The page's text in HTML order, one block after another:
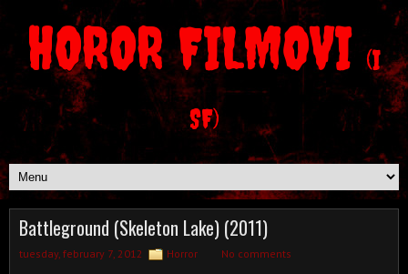
HOROR FILMOVI (I
SF)
Battleground (Skeleton Lake) (2011)
tuesday, february 7, 2012 Horror No comments